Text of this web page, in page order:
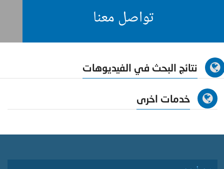
تواصل معنا
نتائج البحث في الفيديوهات
خدمات اخرى